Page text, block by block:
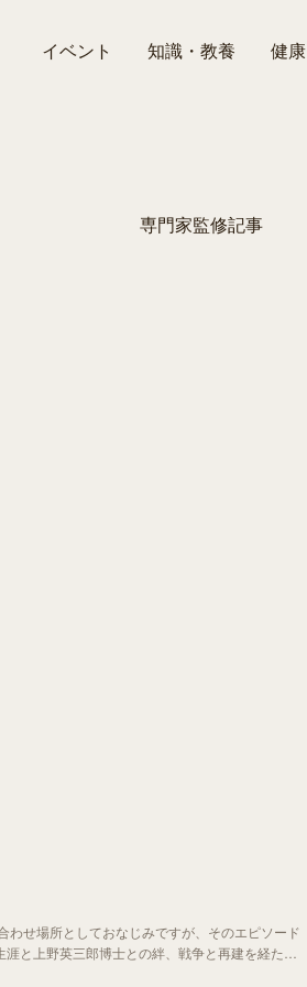
イベント 知識・教養 健康
専門家監修記事
と上野英三郎博士との絆、戦争と再建を経た銅